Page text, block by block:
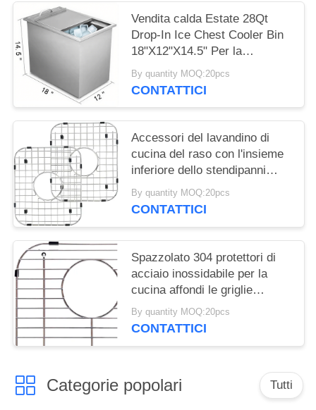
Vendita calda Estate 28Qt
Drop-In Ice Chest Cooler Bin
18"X12"X14.5" Per la
conservazione 304 316
Acciaio inossidabile Cooler
Europa E America
By quantity MOQ:20pcs
CONTATTICI
Accessori del lavandino di
cucina del raso con l'insieme
inferiore dello stendipanni
2pcs del protettore di griglia
del foro di scarico
By quantity MOQ:20pcs
CONTATTICI
Spazzolato 304 protettori di
acciaio inossidabile per la
cucina affondi le griglie
inferiori
By quantity MOQ:20pcs
CONTATTICI
Categorie popolari Tutti